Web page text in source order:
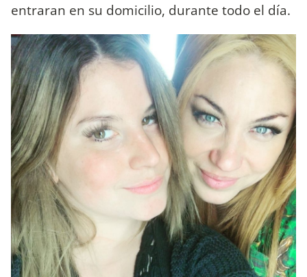
entraran en su domicilio, durante todo el día.